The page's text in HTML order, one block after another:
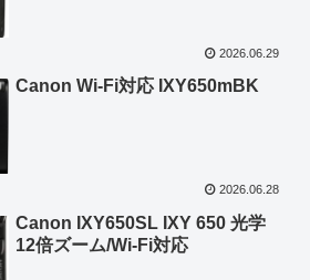
2026.06.29
Canon Wi-Fi対応 IXY650mBK
2026.06.28
Canon IXY650SL IXY 650 光学
12倍ズーム/Wi-Fi対応